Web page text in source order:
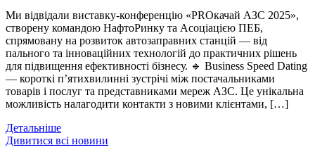
Ми відвідали виставку-конференцію «PROкачай АЗС 2025»,
створену командою НафтоРинку та Асоціацією ПЕБ,
спрямовану на розвиток автозаправних станцій — від
пального та інноваційних технологій до практичних рішень
для підвищення ефективності бізнесу. 🔹 Business Speed Dating
— короткі п’ятихвилинні зустрічі між постачальниками
товарів і послуг та представниками мереж АЗС. Це унікальна
можливість налагодити контакти з новими клієнтами, […]
Детальніше
Дивитися всі новини